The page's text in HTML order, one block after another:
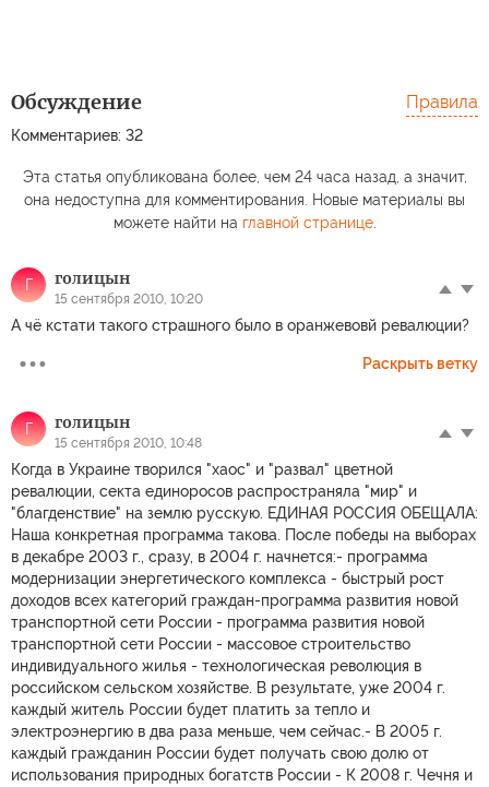
Обсуждение
Комментариев: 32
Правила
Эта статья опубликована более, чем 24 часа назад, а значит,
она недоступна для комментирования. Новые материалы вы
можете найти на главной странице.
Г голицын
15 сентября 2010, 10:20
А чё кстати такого страшного было в оранжевовй ревалюции?
Раскрыть ветку
Г голицын
15 сентября 2010, 10:48
Когда в Украине творился "хаос" и "развал" цветной
ревалюции, секта единоросов распространяла "мир" и
"благденствие" на землю русскую. ЕДИНАЯ РОССИЯ ОБЕЩАЛА:
Наша конкретная программа такова. После победы на выборах
в декабре 2003 г., сразу, в 2004 г. начнется:- программа
модернизации энергетического комплекса - быстрый рост
доходов всех категорий граждан-программа развития новой
транспортной сети России - программа развития новой
транспортной сети России - массовое строительство
индивидуального жилья - технологическая революция в
российском сельском хозяйстве. В результате, уже 2004 г.
каждый житель России будет платить за тепло и
электроэнергию в два раза меньше, чем сейчас.- В 2005 г.
каждый гражданин России будет получать свою долю от
использования природных богатств России - К 2008 г. Чечня и